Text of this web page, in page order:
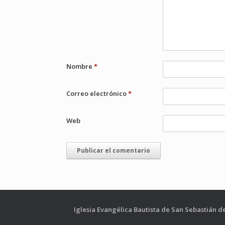
Nombre *
Correo electrónico*
Web
Iglesia Evangélica Bautista de San Sebastián